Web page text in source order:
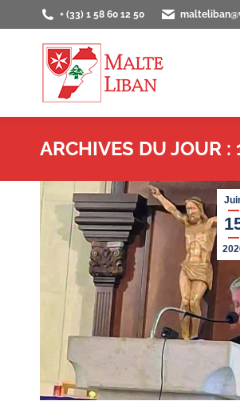
+ (33) 1 58 60 12 50
ARCHIVES DU JOUR :